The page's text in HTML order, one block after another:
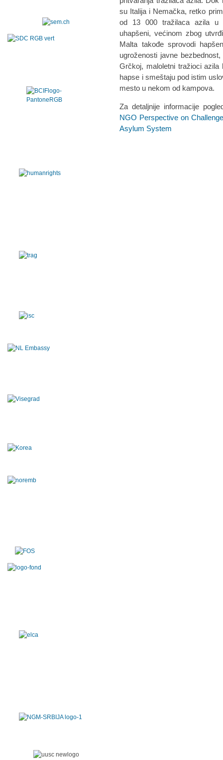
su Italija i Nemačka, retko
od 13 000 tražilaca azila u
uhapšeni, većinom zbog
Malta takođe sprovodi
ugroženosti javne
Grčkoj, maloletni tražioci
hapse i smeštaju pod istim
mesto u nekom od kampova.
Za detaljnije informacije
NGO Perspective on
Asylum System